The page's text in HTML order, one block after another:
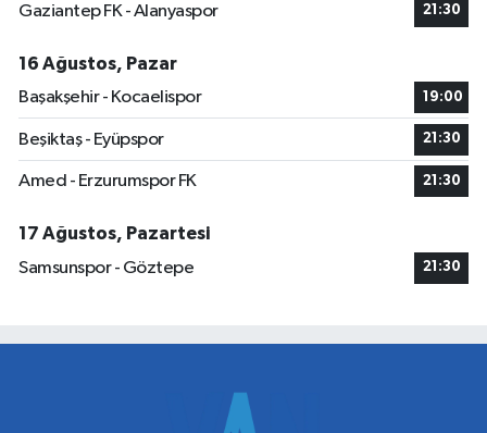
Gaziantep FK - Alanyaspor 21:30
16 Ağustos, Pazar
Başakşehir - Kocaelispor
19:00
Beşiktaş - Eyüpspor 21:30
Amed - Erzurumspor FK 21:30
17 Ağustos, Pazartesi
Samsunspor - Göztepe
21:30